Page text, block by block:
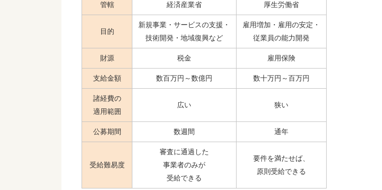
管轄 経済産業省 厚生労働省
目的
新規事業・ サービスの支援・
技術開発・ 地域復興など
雇用増加・雇用の安定・
従業員の能力開発
財源 税金 雇用保険
支給金額 数百万円～数億円 数十万円～百万円
諸経費の
適用範囲
広い 狭い
公募期間 数週間 通年
受給難易度
審査に通過した
事業者のみが
受給できる
要件を満たせば、
原則受給できる